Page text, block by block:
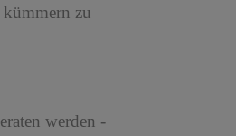
zu
werden -